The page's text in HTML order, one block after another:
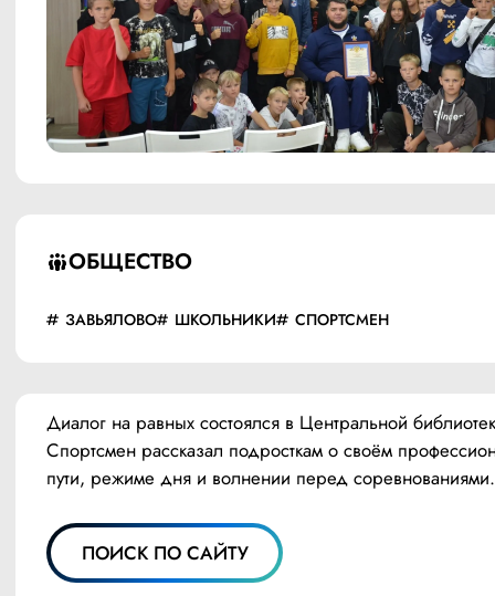
ОБЩЕСТВО
ЗАВЬЯЛОВО ШКОЛЬНИКИ СПОРТСМЕН
Диалог на равных состоялся в Центральной
Спортсмен рассказал подросткам о своём
пути, режиме дня и волнении перед соревнованиями.
ПОИСК ПО САЙТУ